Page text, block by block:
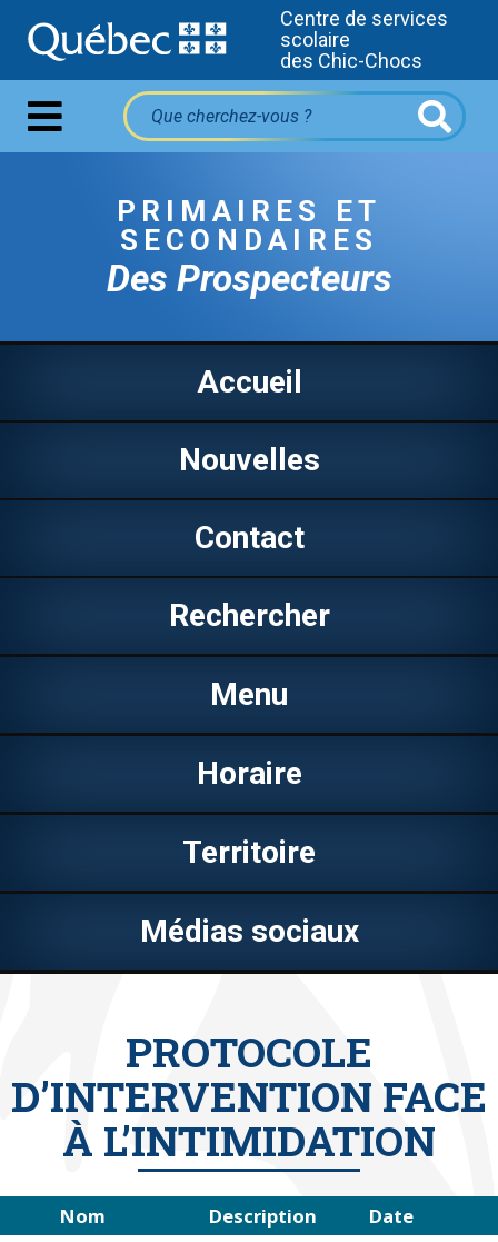
Centre de services
scolaire
des Chic-Chocs
PRIMAIRES ET
SECONDAIRES
Des Prospecteurs
Accueil
Nouvelles
Contact
Rechercher
Menu
Horaire
Territoire
Médias sociaux
PROTOCOLE
D’INTERVENTION FACE
À L’INTIMIDATION
Nom Description Date